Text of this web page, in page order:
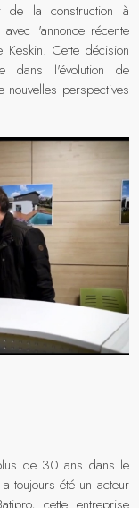
de la construction à
l'annonce récente
Cette décision
dans l'évolution de
perspectives
de 30 ans dans le
toujours été un acteur